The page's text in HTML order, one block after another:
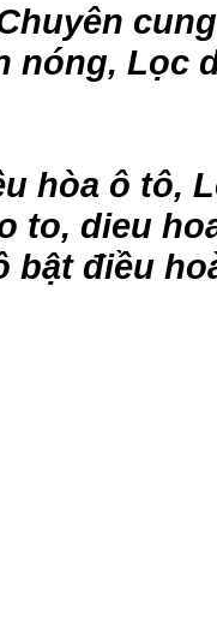
nóng, Lọc
hòa ô tô,
to, dieu
bật điều